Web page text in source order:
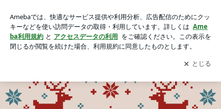
アプリをダウンロードして ブログの更新通知
を受け取りまし
ょう。
開く